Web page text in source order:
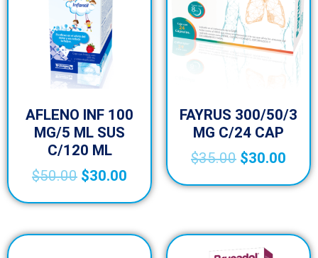
AFLENO INF 100
MG/5 ML SUS
C/120 ML
$50.00 $30.00
FAYRUS 300/50/3
MG C/24 CAP
$35.00 $30.00